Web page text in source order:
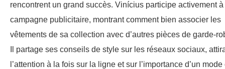
rencontrent un grand succès. Vinícius participe activement
campagne publicitaire, montrant comment bien associer les
vêtements de sa collection avec d’autres pièces de garde-
Il partage ses conseils de style sur les réseaux sociaux,
l’attention à la fois sur la ligne et sur l’importance d’un mode